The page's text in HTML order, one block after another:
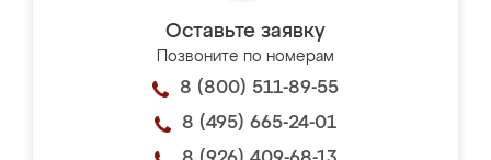
Оставьте заявку
Позвоните по номерам
8 (800) 511-89-55
8 (495) 665-24-01